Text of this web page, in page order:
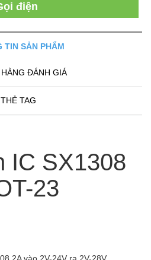
điện
TIN SẢN PHẨM
HÀNG ĐÁNH GIÁ
THẺ TAG
IC SX1308
23